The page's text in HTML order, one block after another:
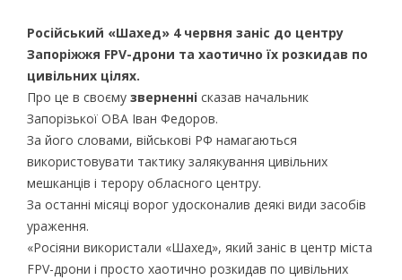
Російський «Шахед» 4 червня заніс до центру
Запоріжжя FPV-дрони та хаотично їх розкидав по
цивільних цілях.
Про це в своєму зверненнісказав начальник
Запорізької ОВА Іван Федоров.
За його словами, військові РФ намагаються
використовувати тактику залякування цивільних
мешканців і терору обласного центру.
За останні місяці ворог удосконалив деякі види засобів
ураження.
«Росіяни використали «Шахед», який заніс в центр міста
FPV-дрони і просто хаотично розкидав по цивільних